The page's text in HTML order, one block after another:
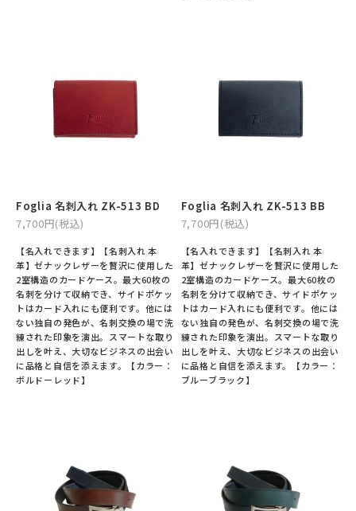
Foglia 名刺入れ ZK-513 BD
7,700円(税込)
【名入れできます】【名刺入れ 本
革】ゼナックレザーを贅沢に使用した
2室構造のカードケース。最大60枚の
名刺を分けて収納でき、サイドポケッ
トはカード入れにも便利です。他には
ない独自の発色が、名刺交換の場で洗
練された印象を演出。スマートな取り
出しを叶え、大切なビジネスの出会い
に品格と自信を添えます。【カラー：
ボルドーレッド】
Foglia 名刺入れ ZK-513 BB
7,700円(税込)
【名入れできます】【名刺入れ 本
革】ゼナックレザーを贅沢に使用した
2室構造のカードケース。最大60枚の
名刺を分けて収納でき、サイドポケッ
トはカード入れにも便利です。他には
ない独自の発色が、名刺交換の場で洗
練された印象を演出。スマートな取り
出しを叶え、大切なビジネスの出会い
に品格と自信を添えます。【カラー：
ブルーブラック】